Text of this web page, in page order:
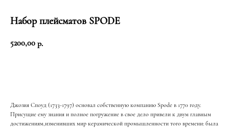
Набор плейсматов SPODE
5200,00 р.
Джозия Споуд (1733-1797) основал собственную компанию Spode в 1770 году.
Присущие ему знания и полное погружение в свое дело привели к двум главным
достижениям,изменивших мир керамической промышленности того времени: была